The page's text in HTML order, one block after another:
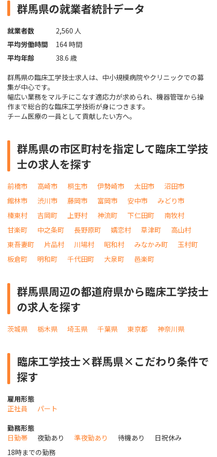
群馬県の就業者統計データ
就業者数
2,560 人
平均労働時間
164 時間
平均年齢
38.6 歳
群馬県の臨床工学技士求人は、中小規模病院やクリニックでの募
集が中心です。
幅広い業務をマルチにこなす適応力が求められ、機器管理から操
作まで総合的な臨床工学技術が身につきます。
チーム医療の一員として貢献したい方へ。
群馬県の市区町村を指定して臨床工学技
士の求人を探す
前橋市 高崎市 桐生市 伊勢崎市 太田市
沼田市
館林市
渋川市 藤岡市 富岡市 安中市
みどり市
榛東村
吉岡町 上野村 神流町 下仁田町
南牧村
甘楽町
中之条町 長野原町 嬬恋村 草津町
高山村
東吾妻町
片品村 川場村 昭和村 みなかみ町
玉村町
板倉町
明和町 千代田町 大泉町 邑楽町
群馬県周辺の都道府県から臨床工学技士
の求人を探す
茨城県 栃木県 埼玉県 千葉県 東京都 神奈川県
臨床工学技士×群馬県×こだわり条件で
探す
雇用形態
正社員
パート
勤務形態
日勤帯
夜勤あり 準夜勤あり 待機あり
日祝休み
18時までの勤務